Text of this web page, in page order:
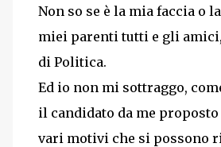
Non so se è la mia faccia o
miei parenti tutti e gli
di Politica.
Ed io non mi sottraggo,
il candidato da me
vari motivi che si possono